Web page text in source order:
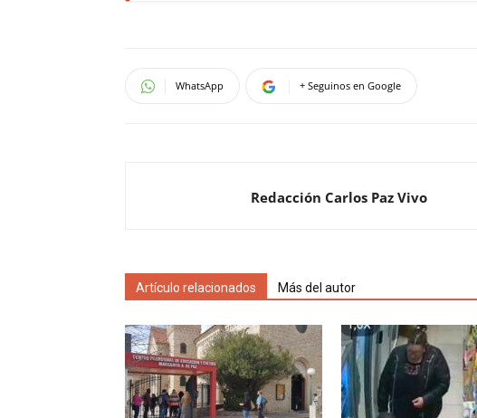
WhatsApp + Seguinos en Google
Redacción Carlos Paz Vivo
Artículo relacionados Más del autor